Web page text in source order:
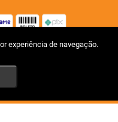
experiência de navegação.